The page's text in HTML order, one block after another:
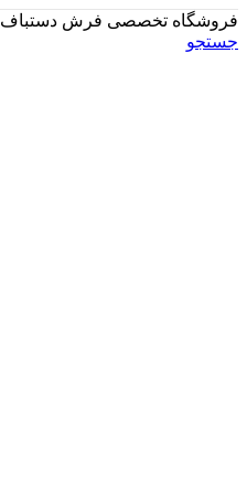
فروشگاه تخصصی فرش دستباف
جستجو